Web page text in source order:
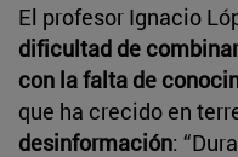
El profesor Ignacio
dificultad de
con la falta de
que ha crecido en
desinformación: